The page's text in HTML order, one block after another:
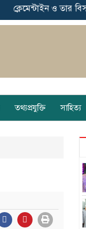
ক্লেমেন্টাইন ও তার
তথ্যপ্রযুক্তি সাহিত্য